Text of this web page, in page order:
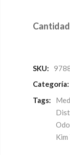
Cantidad
SKU:
Categoría:
Tags: